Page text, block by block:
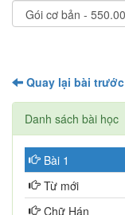
Quay lại bài trước
Danh sách bài học
Bài 1
Từ mới
Chữ Hán